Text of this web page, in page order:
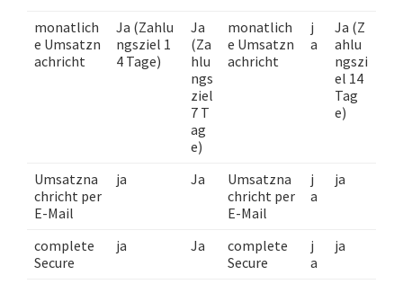
monatlich
e Umsatzn
achricht
Ja (Zahlu
ngsziel 1
4 Tage)
Ja
(Za
hlu
ngs
ziel
7 T
ag
e)
monatlich
e Umsatzn
achricht
j
a
Ja (Z
ahlu
ngszi
el 14
Tag
e)
Umsatzna
chricht per
E-Mail
ja Ja
Umsatzna
chricht per
E-Mail
j
a
ja
complete
Secure
ja Ja
complete
Secure
j
a
ja